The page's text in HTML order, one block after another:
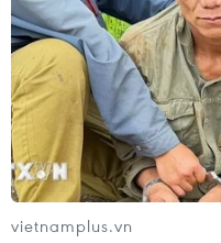
vietnamplus.vn